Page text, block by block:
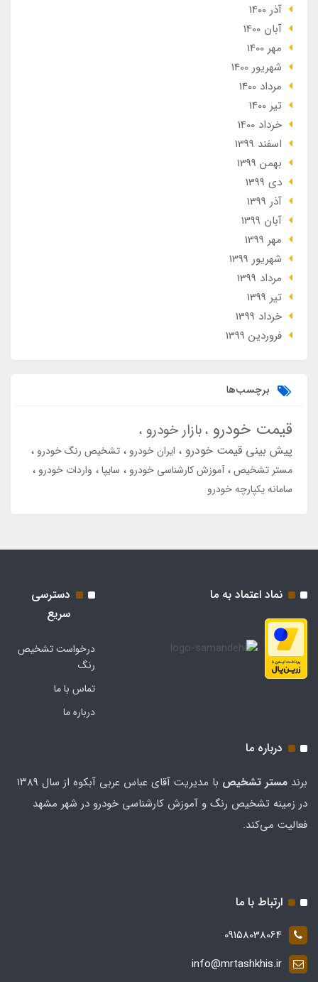
آذر 1400
آبان 1400
مهر 1400
شهریور 1400
مرداد 1400
تير 1400
خرداد 1400
اسفند 1399
بهمن 1399
دی 1399
آذر 1399
آبان 1399
مهر 1399
شهریور 1399
مرداد 1399
تير 1399
خرداد 1399
فروردین 1399
برچسب‌ها
قیمت خودرو بازار خودرو
پیش بینی قیمت خودرو ایران خودرو
تشخیص رنگ خودرو
مستر تشخیص آموزش کارشناسی خودرو سایپا
واردات خودرو
سامانه یکپارچه خودرو
نماد اعتماد به ما
دسترسی
سریع
درخواست تشخیص
رنگ
تماس با ما
درباره ما
درباره ما
برند مستر تشخيص
با مدیریت آقای عباس عربی آبکوه از سال ۱۳۸۹
در زمینه تشخیص رنگ و آموزش کارشناسی خودرو در شهر مشهد
فعالیت می‌کند.
ارتباط با ما
09158038064
info@mrtashkhis.ir